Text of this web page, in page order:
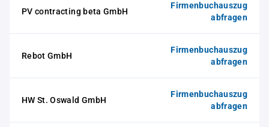
PV contracting beta GmbH
Firmenbuchauszug
abfragen
Rebot GmbH
Firmenbuchauszug
abfragen
HW St. Oswald GmbH
Firmenbuchauszug
abfragen